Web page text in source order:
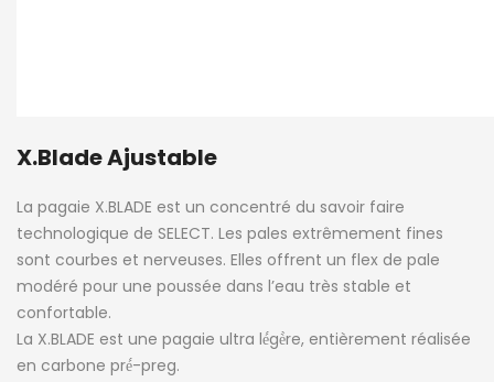
X.Blade Ajustable
La pagaie X.BLADE est un concentré du savoir faire
technologique de SELECT. Les pales extrêmement fines
sont courbes et nerveuses. Elles offrent un flex de pale
modéré pour une poussée dans l’eau très stable et
confortable.
La X.BLADE est une pagaie ultra lé́gè̀re, entièrement réalisée
en carbone pré́-preg.